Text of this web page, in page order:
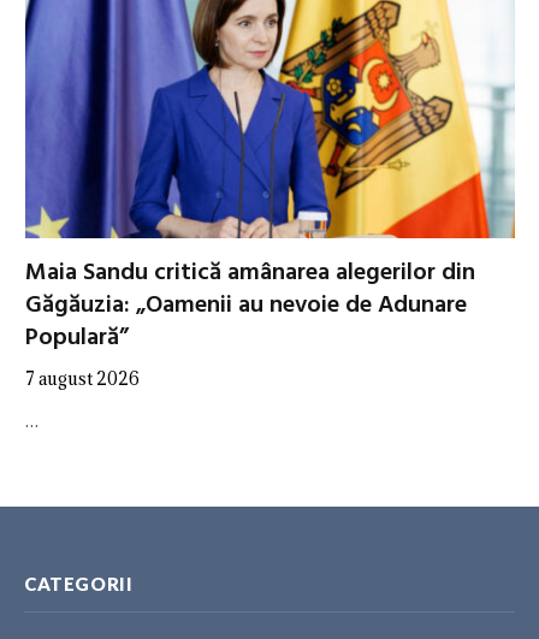
Maia Sandu critică amânarea alegerilor din
Găgăuzia: „Oamenii au nevoie de Adunare
Populară”
7 august 2026
…
CATEGORII